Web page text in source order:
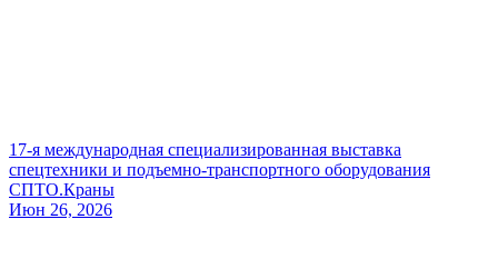
17-я международная специализированная выставка
спецтехники и подъемно-транспортного оборудования
СПТО.Краны
Июн 26, 2026